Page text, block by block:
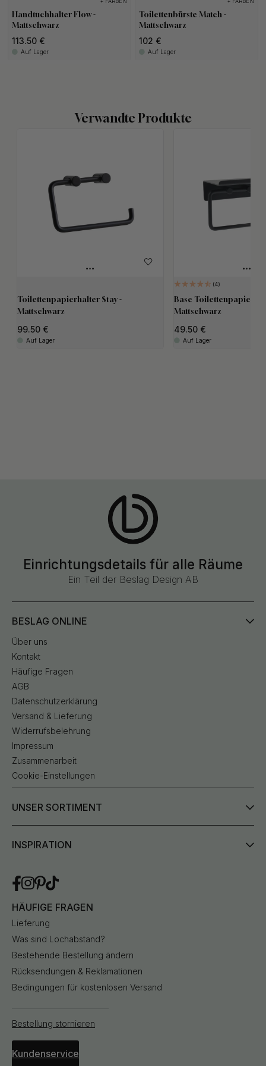
Handtuchhalter Flow -
Mattschwarz
113.50 €
Auf Lager
Toilettenbürste Match -
Mattschwarz
102 €
Auf Lager
Verwandte Produkte
Toilettenpapierhalter Stay -
Mattschwarz
99.50
Auf Lager
4
Base
Mattschwarz
49.50
Auf Lager
Einrichtungsdetails für alle Räume
Ein Teil der Beslag Design AB
BESLAG ONLINE
Über uns
Kontakt
Häufige Fragen
AGB
Datenschutzerklärung
Versand & Lieferung
Widerrufsbelehrung
Impressum
Zusammenarbeit
Cookie-Einstellungen
UNSER SORTIMENT
INSPIRATION
HÄUFIGE FRAGEN
Lieferung
Was sind Lochabstand?
Bestehende Bestellung ändern
Rücksendungen & Reklamationen
Bedingungen für kostenlosen Versand
Bestellung stornieren
Kundenservice